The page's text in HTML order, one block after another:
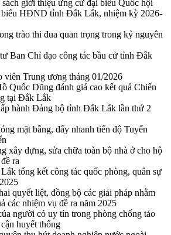
giới thiệu ứng cử đại biểu Quốc hội
HĐND tỉnh Đắk Lắk, nhiệm kỳ 2026-
trào thi đua quan trọng trong kỷ nguyên
Ban Chỉ đạo công tác bầu cử tỉnh Đắk
viên Trung ương tháng 01/2026
Quốc Dũng đánh giá cao kết quả Chiến
tại Đắk Lắk
hành Đảng bộ tỉnh Đắk Lắk lần thứ 2
mặt bằng, đẩy nhanh tiến độ Tuyến
xây dựng, sửa chữa toàn bộ nhà ở cho hộ
ra
tổng kết công tác quốc phòng, quân sự
quyết liệt, đồng bộ các giải pháp nhằm
các nhiệm vụ đề ra năm 2025
người có uy tín trong phòng chống tảo
huyết thống